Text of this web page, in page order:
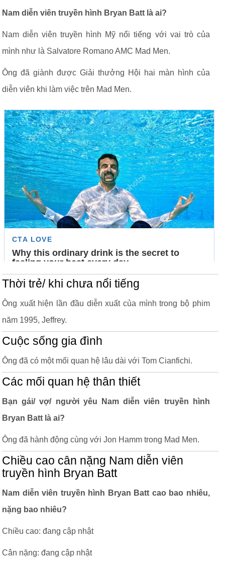
Nam diễn viên truyền hình Bryan Batt là ai?
Nam diễn viên truyền hình Mỹ nổi tiếng với vai trò của
mình như là Salvatore Romano AMC Mad Men.
Ông đã giành được Giải thưởng Hội hai màn hình của
diễn viên khi làm việc trên Mad Men.
Thời trẻ/ khi chưa nổi tiếng
Ông xuất hiện lần đầu diễn xuất của mình trong bộ phim
năm 1995, Jeffrey.
Cuộc sống gia đình
Ông đã có một mối quan hệ lâu dài với Tom Cianfichi.
Các mối quan hệ thân thiết
Bạn gái/ vợ/ người yêu Nam diễn viên truyền hình
Bryan Batt là ai?
Ông đã hành động cùng với Jon Hamm trong Mad Men.
Chiều cao cân nặng Nam diễn viên
truyền hình Bryan Batt
Nam diễn viên truyền hình Bryan Batt cao bao nhiêu,
nặng bao nhiêu?
Chiều cao: đang cập nhật
Cân nặng: đang cập nhật